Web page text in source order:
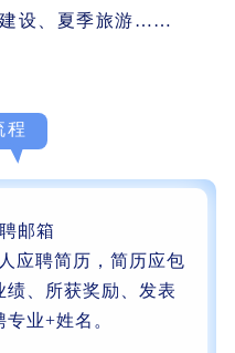
建设、夏季旅游……
程
邮箱
应聘简历，简历应包
、所获奖励、发表
业+姓名。